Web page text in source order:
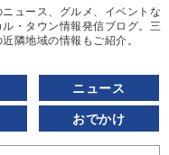
ュース、グルメ、イベントな
・タウン情報発信ブログ。三
隣地域の情報もご紹介。
ニュース
おでかけ